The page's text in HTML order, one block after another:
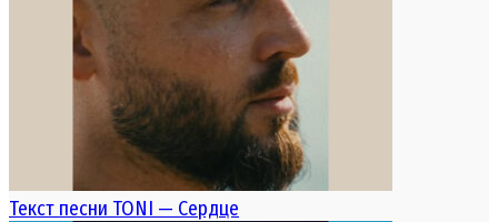
Текст песни TONI — Сердце